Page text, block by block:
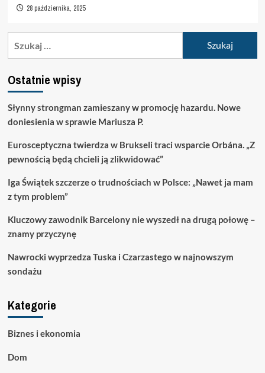
28 października, 2025
Ostatnie wpisy
Słynny strongman zamieszany w promocję hazardu. Nowe
doniesienia w sprawie Mariusza P.
Eurosceptyczna twierdza w Brukseli traci wsparcie Orbána. „Z
pewnością będą chcieli ją zlikwidować”
Iga Świątek szczerze o trudnościach w Polsce: „Nawet ja mam
z tym problem”
Kluczowy zawodnik Barcelony nie wyszedł na drugą połowę –
znamy przyczynę
Nawrocki wyprzedza Tuska i Czarzastego w najnowszym
sondażu
Kategorie
Biznes i ekonomia
Dom